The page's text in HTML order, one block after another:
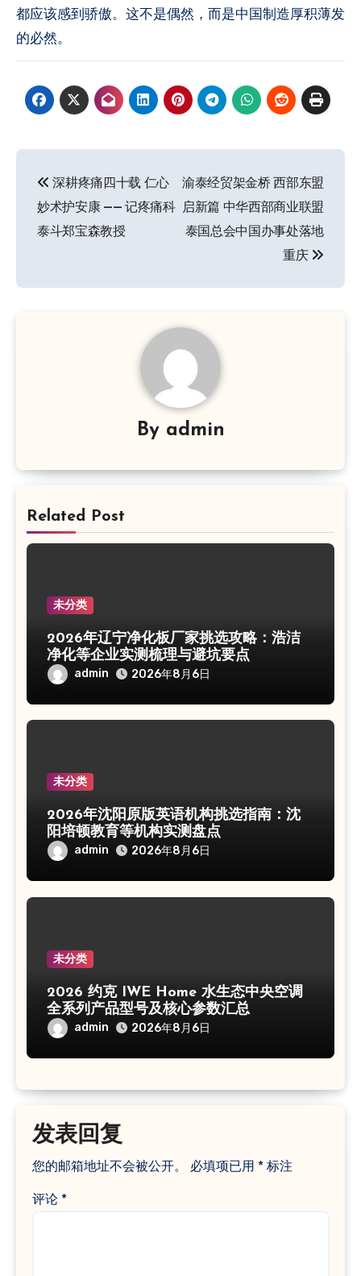
都应该感到骄傲。这不是偶然，而是中国制造厚积薄发
的必然。
章
导
深耕疼痛四十载 仁心
妙术护安康 —— 记疼痛科
泰斗郑宝森教授
渝泰经贸架金桥 西部东盟
启新篇 中华西部商业联盟
泰国总会中国办事处落地
重庆
By admin
Related Post
未分类
2026年辽宁净化板厂家挑选攻略：浩洁
净化等企业实测梳理与避坑要点
admin 2026年8月6日
未分类
2026年沈阳原版英语机构挑选指南：沈
阳培顿教育等机构实测盘点
admin 2026年8月6日
未分类
2026 约克 IWE Home 水生态中央空调
全系列产品型号及核心参数汇总
admin 2026年8月6日
发表回复
您的邮箱地址不会被公开。 必填项已用 *标注
评论 *